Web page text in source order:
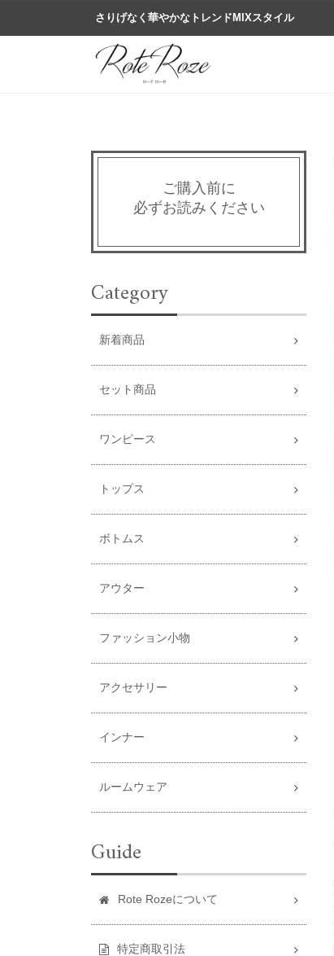
さりげなく華やかなトレンドMIXスタイル
ご購入前に
必ずお読みください
Category
新着商品
セット商品
ワンピース
トップス
ボトムス
アウター
ファッション小物
アクセサリー
インナー
ルームウェア
Guide
Rote Rozeについて
特定商取引法